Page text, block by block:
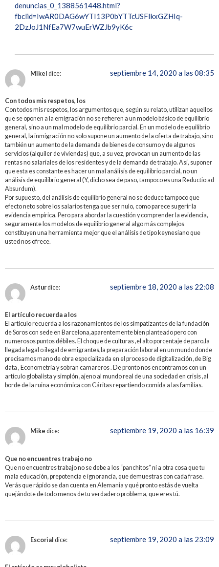
denuncias_0_1388561448.html?
fbclid=IwAR0DAG6wYTI13P0bYTTcUSFIkxGZHIq-
2DzJoJ1NfEa7W7wuErWZJb9yK6c
Mikel dice: septiembre 14, 2020 a las 08:35
Con todos mis respetos, los
Con todos mis respetos, los argumentos que, según su relato, utilizan aquellos
que se oponen a la emigración no se refieren a un modelo básico de equilibrio
general, sino a un mal modelo de equilibrio parcial. En un modelo de equilibrio
general, la inmigración no solo supone un aumento de la oferta de trabajo, sino
también un aumento de la demanda de bienes de consumo y de algunos
servicios (alquiler de viviendas) que, a su vez, provocan un aumento de las
rentas no salariales de los residentes y de la demanda de trabajo. Así, suponer
que esta es constante es hacer un mal análisis de equilibrio parcial, no un
análisis de equilibrio general (Y, dicho sea de paso, tampoco es una Reductio ad
Absurdum).
Por supuesto, del análisis de equilibrio general no se deduce tampoco que
efecto neto sobre los salarios tenga que ser nulo, como parece sugerir la
evidencia empírica. Pero para abordar la cuestión y comprender la evidencia,
seguramente los modelos de equilibrio general algo más complejos
constituyen una herramienta mejor que el análisis de tipo keynesiano que
usted nos ofrece.
Asturdice: septiembre 18, 2020 a las 22:08
El artículo recuerda a los
El artículo recuerda a los razonamientos de los simpatizantes de la fundación
de Soros con sede en Barcelona,aparentemente bien planteado pero con
numerosos puntos débiles. El choque de culturas ,el alto porcentaje de paro,la
llegada legal o ilegal de emigrantes,la preparación laboral en un mundo donde
precisamos mano de obra especializada en el proceso de digitalización ,de Big
data , Econometría y sobran camareros . De pronto nos encontramos con un
artículo globalista y simplón ,ajeno al mundo real de una sociedad en crisis ,al
borde de la ruina económica con Cáritas repartiendo comida a las familias.
Mike dice: septiembre 19, 2020 a las 16:39
Que no encuentres trabajo no
Que no encuentres trabajo no se debe a los “panchitos” ni a otra cosa que tu
mala educación, prepotencia e ignorancia, que demuestras con cada frase.
Verás que rápido se dan cuenta en Alemania y qué pronto estás de vuelta
quejándote de todo menos de tu verdadero problema, que eres tú.
Escorial dice: septiembre 19, 2020 a las 23:09